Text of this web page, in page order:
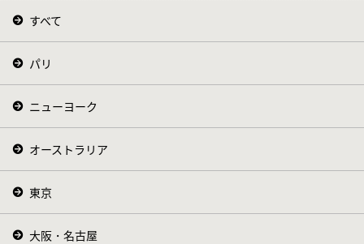
すべて
パリ
ニューヨーク
オーストラリア
東京
大阪・名古屋